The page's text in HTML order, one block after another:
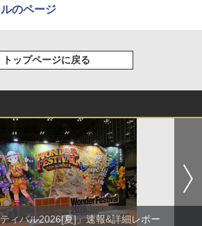
のページ
トップページに戻る
ティバル2026[夏]」速報&詳細レポー